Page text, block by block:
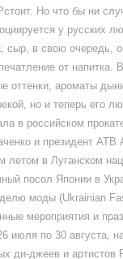
Но что бы ни
у русских
сыр, в свою очередь,
от напитка.
оттенки, ароматы
но и теперь его
в российском
и президент
летом в Луганском
посол Японии в
моды (Ukrainian
мероприятия и
июля по 30 августа,
ди-джеев и артистов